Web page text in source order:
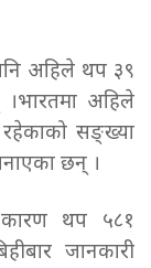
अहिले थप ३९
अहिले
रहेकाको सङ्ख्या
छन् ।
कारण थप ५८१
जानकारी